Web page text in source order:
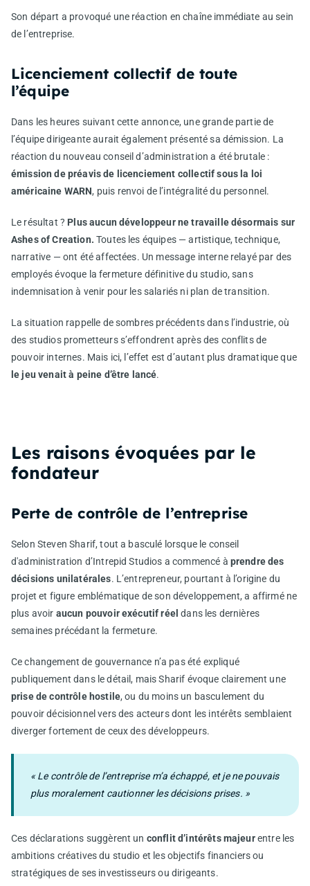
Son départ a provoqué une réaction en chaîne immédiate au sein
de l’entreprise.
Licenciement collectif de toute
l’équipe
Dans les heures suivant cette annonce, une grande partie de
l’équipe dirigeante aurait également présenté sa démission. La
réaction du nouveau conseil d’administration a été brutale :
émission de préavis de licenciement collectif sous la loi
américaine WARN, puis renvoi de l’intégralité du personnel.
Le résultat ? Plus aucun développeur ne travaille désormais sur
Ashes of Creation. Toutes les équipes — artistique, technique,
narrative — ont été affectées. Un message interne relayé par des
employés évoque la fermeture définitive du studio, sans
indemnisation à venir pour les salariés ni plan de transition.
La situation rappelle de sombres précédents dans l’industrie, où
des studios prometteurs s’effondrent après des conflits de
pouvoir internes. Mais ici, l’effet est d’autant plus dramatique que
le jeu venait à peine d’être lancé.
Les raisons évoquées par le
fondateur
Perte de contrôle de l’entreprise
Selon Steven Sharif, tout a basculé lorsque le conseil
d'administration d’Intrepid Studios a commencé à prendre des
décisions unilatérales. L’entrepreneur, pourtant à l’origine du
projet et figure emblématique de son développement, a affirmé ne
plus avoir aucun pouvoir exécutif réel dans les dernières
semaines précédant la fermeture.
Ce changement de gouvernance n’a pas été expliqué
publiquement dans le détail, mais Sharif évoque clairement une
prise de contrôle hostile, ou du moins un basculement du
pouvoir décisionnel vers des acteurs dont les intérêts semblaient
diverger fortement de ceux des développeurs.
« Le contrôle de l’entreprise m’a échappé, et je ne pouvais
plus moralement cautionner les décisions prises. »
Ces déclarations suggèrent un conflit d’intérêts majeurentre les
ambitions créatives du studio et les objectifs financiers ou
stratégiques de ses investisseurs ou dirigeants.